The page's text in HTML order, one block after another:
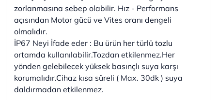
zorlanmasına sebep olabilir. Hız - Performans
açısından Motor gücü ve Vites oranı dengeli
olmalıdır.
İP67 Neyi İfade eder : Bu ürün her türlü tozlu
ortamda kullanılabilir.Tozdan etkilenmez.Her
yönden gelebilecek yüksek basınçlı suya karşı
korumalıdır.Cihaz kısa süreli ( Max. 30dk ) suya
daldırmadan etkilenmez.